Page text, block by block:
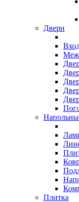
Двери
Плитка